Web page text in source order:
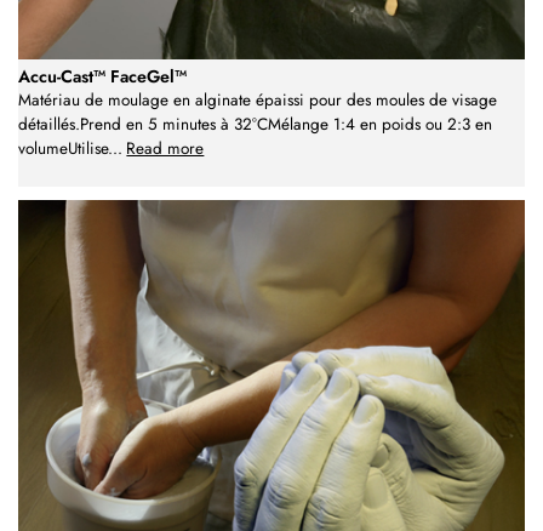
Accu-Cast™ FaceGel™
Matériau de moulage en alginate épaissi pour des moules de visage
détaillés.Prend en 5 minutes à 32°CMélange 1:4 en poids ou 2:3 en
volumeUtilise... Read more